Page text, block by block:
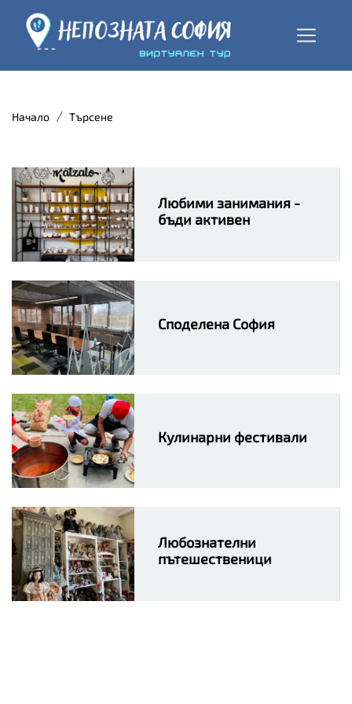
Начало Търсене
Любими занимания -
бъди активен
Споделена София
Кулинарни фестивали
Любознателни
пътешественици